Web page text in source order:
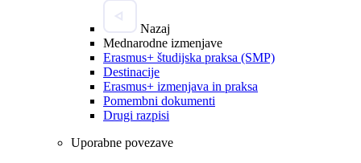
Nazaj
Mednarodne izmenjave
Erasmus+ študijska praksa (SMP)
Destinacije
Erasmus+ izmenjava in praksa
Pomembni dokumenti
Drugi razpisi
Uporabne povezave